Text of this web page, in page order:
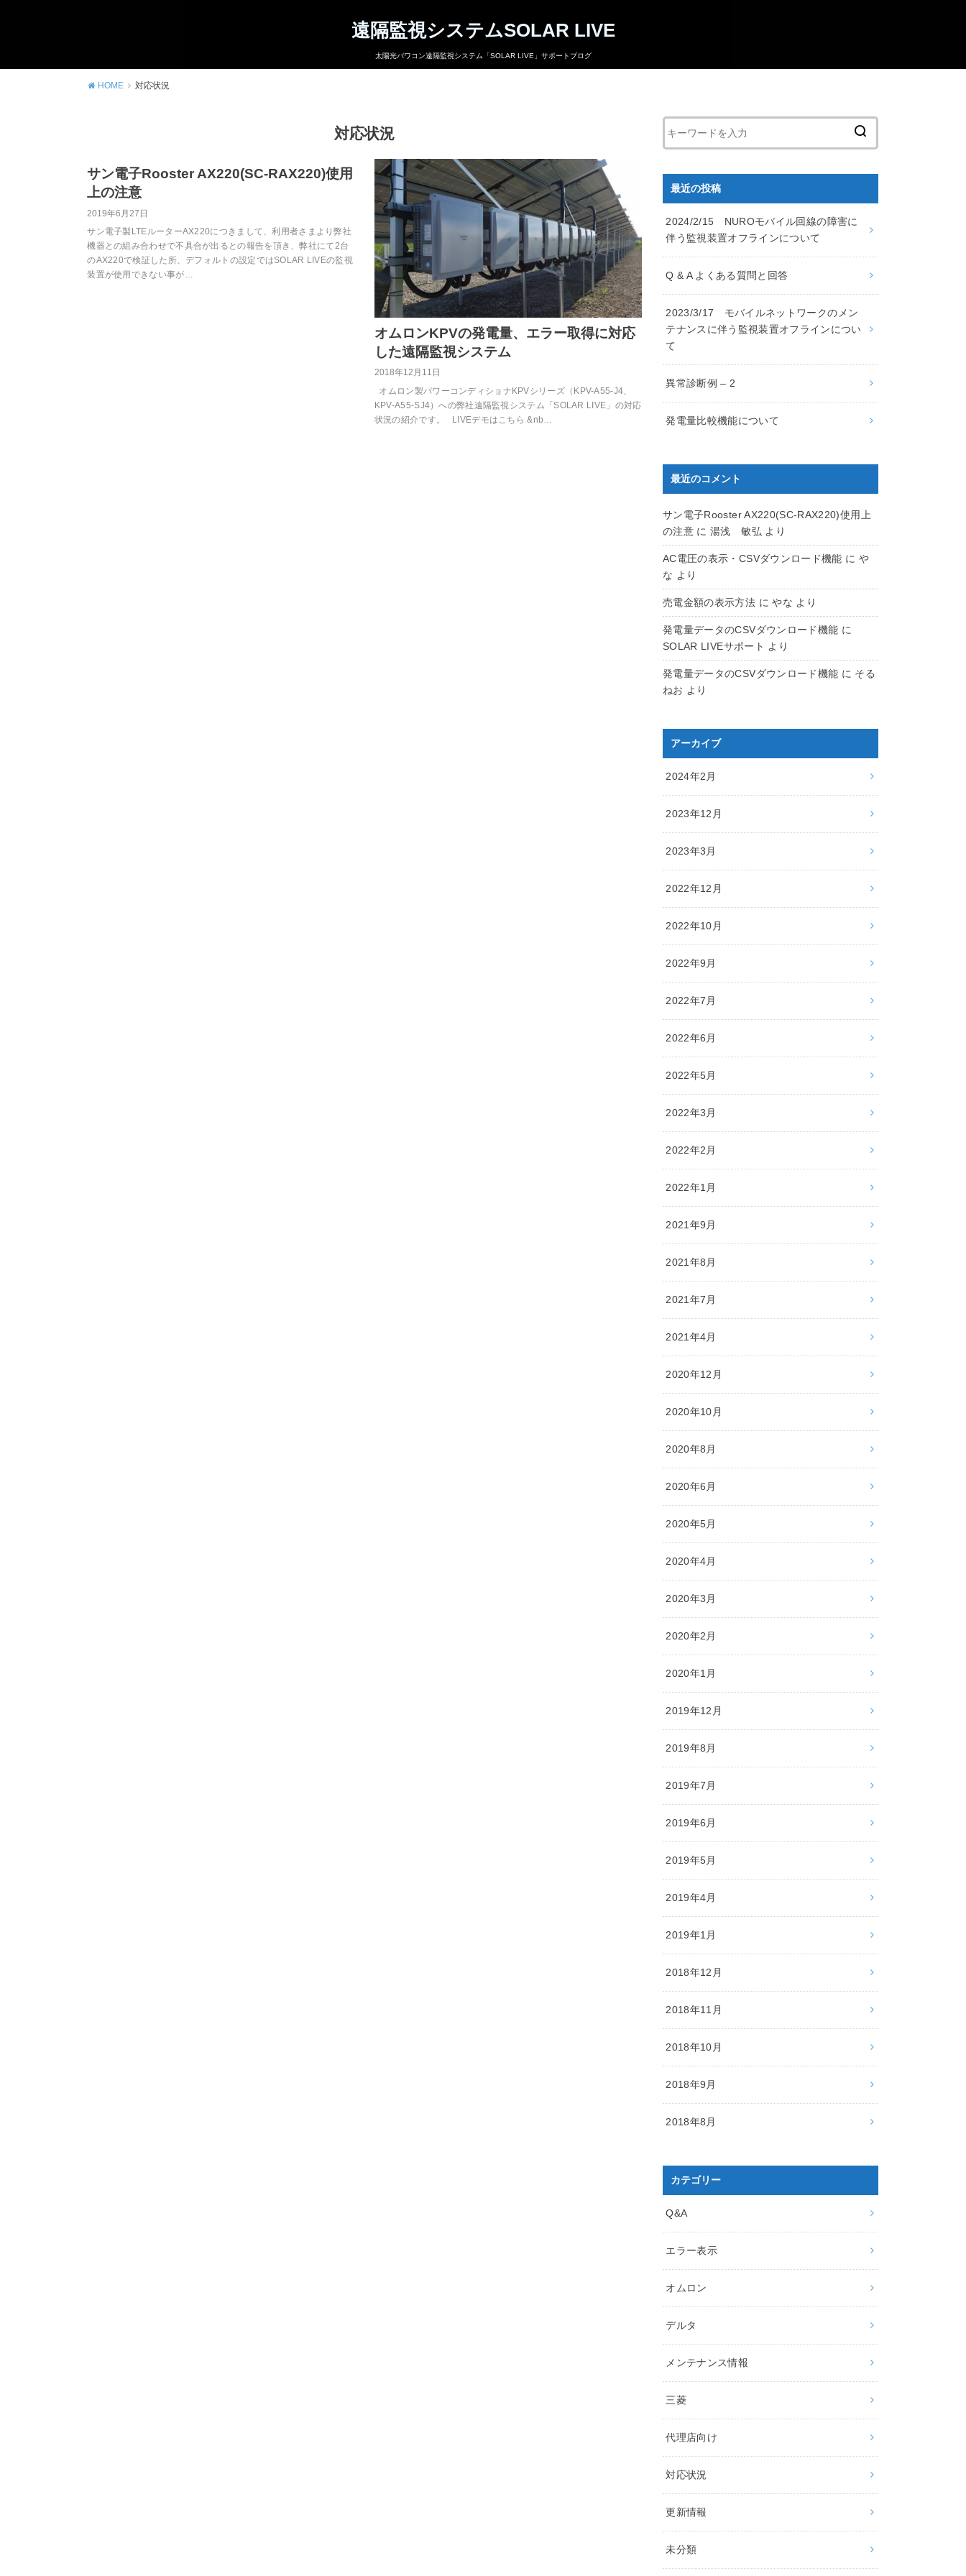
遠隔監視システムSOLAR LIVE
太陽光パワコン遠隔監視システム「SOLAR LIVE」サポートブログ
HOME 対応状況
対応状況
サン電子Rooster AX220(SC-RAX220)使用
上の注意
2019年6月27日
サン電子製LTEルーターAX220につきまして、利用者さまより弊社
機器との組み合わせで不具合が出るとの報告を頂き、弊社にて2台
のAX220で検証した所、デフォルトの設定ではSOLAR LIVEの監視
装置が使用できない事が…
オムロンKPVの発電量、エラー取得に対応
した遠隔監視システム
2018年12月11日
オムロン製パワーコンディショナKPVシリーズ（KPV-A55-J4、
KPV-A55-SJ4）への弊社遠隔監視システム「SOLAR LIVE」の対応
状況の紹介です。 LIVEデモはこちら &nb…
最近の投稿
2024/2/15 NUROモバイル回線の障害に
伴う監視装置オフラインについて
Q & A よくある質問と回答
2023/3/17 モバイルネットワークのメン
テナンスに伴う監視装置オフラインについ
て
異常診断例 – 2
発電量比較機能について
最近のコメント
サン電子Rooster AX220(SC-RAX220)使用上
の注意 に湯浅 敏弘 より
AC電圧の表示・CSVダウンロード機能 に や
な より
売電金額の表示方法 にやな より
発電量データのCSVダウンロード機能 に
SOLAR LIVEサポート より
発電量データのCSVダウンロード機能 に そる
ねお より
アーカイブ
2024年2月
2023年12月
2023年3月
2022年12月
2022年10月
2022年9月
2022年7月
2022年6月
2022年5月
2022年3月
2022年2月
2022年1月
2021年9月
2021年8月
2021年7月
2021年4月
2020年12月
2020年10月
2020年8月
2020年6月
2020年5月
2020年4月
2020年3月
2020年2月
2020年1月
2019年12月
2019年8月
2019年7月
2019年6月
2019年5月
2019年4月
2019年1月
2018年12月
2018年11月
2018年10月
2018年9月
2018年8月
カテゴリー
Q&A
エラー表示
オムロン
デルタ
メンテナンス情報
三菱
代理店向け
対応状況
更新情報
未分類